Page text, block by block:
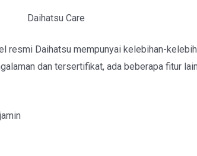
Daihatsu Care
resmi Daihatsu mempunyai kelebihan-
dan tersertifikat, ada beberapa fitur